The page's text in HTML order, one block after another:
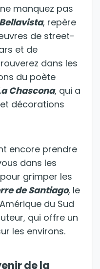
manquez pas
Bellavista, repère
de street-
et de
dans les
du poète
Chascona, qui a
décorations
encore prendre
dans les
grimper les
de Santiago, le
du Sud
qui offre un
les environs.
de la